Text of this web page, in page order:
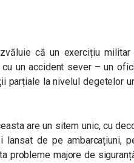
că un exercițiu
un accident sever – un
parțiale la nivelul degetelor
are un sitem unic, cu
lansat de pe ambarcațiuni,
probleme majore de